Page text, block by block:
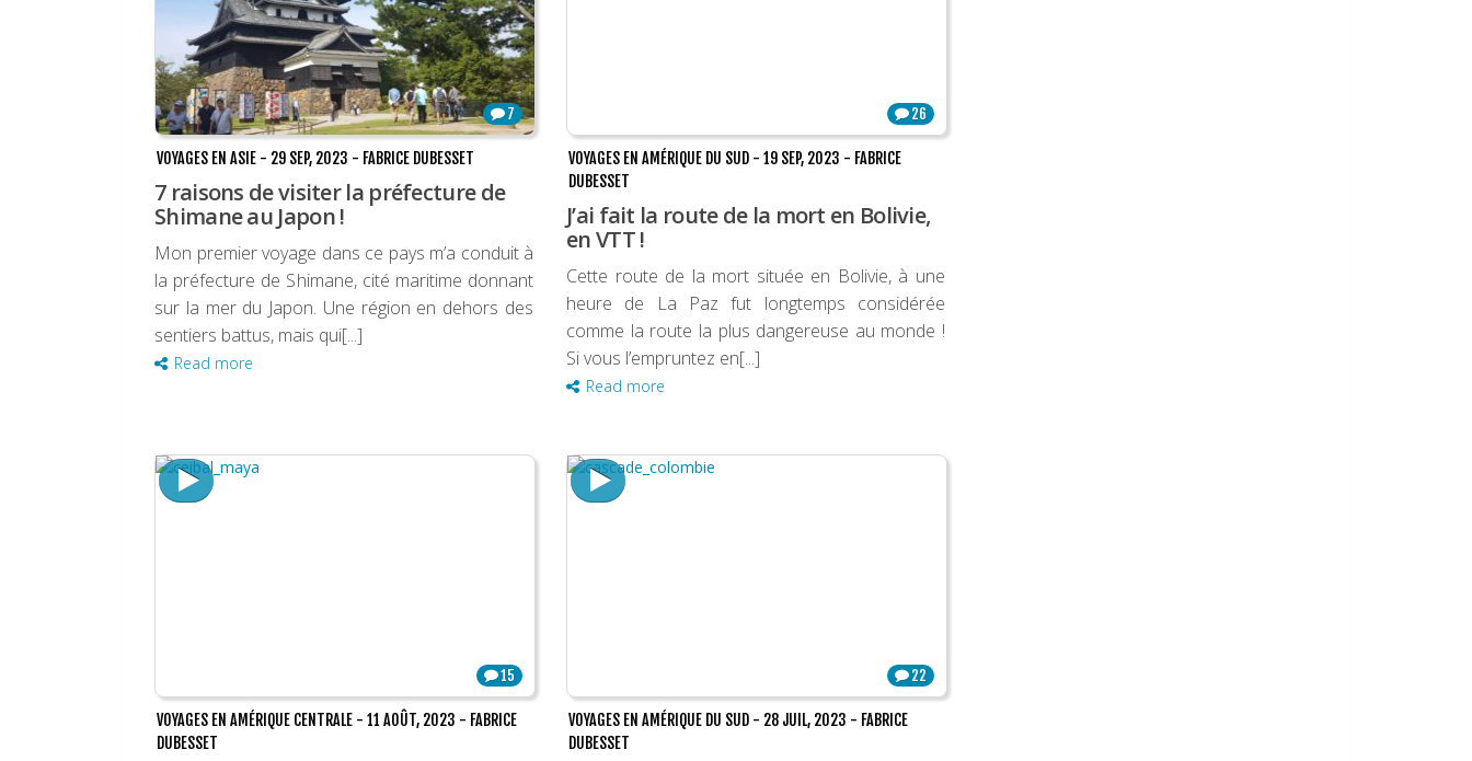
7
VOYAGES EN ASIE - 29 SEP, 2023 - FABRICE DUBESSET
7 raisons de visiter la préfecture de
Shimane au Japon !
Mon premier voyage dans ce pays m’a conduit à
la préfecture de Shimane, cité maritime donnant
sur la mer du Japon. Une région en dehors des
sentiers battus, mais qui[...]
Read more
26
VOYAGES EN AMÉRIQUE DU SUD - 19 SEP, 2023 - FABRICE
DUBESSET
J’ai fait la route de la mort en Bolivie,
en VTT !
Cette route de la mort située en Bolivie, à une
heure de La Paz fut longtemps considérée
comme la route la plus dangereuse au monde !
Si vous l’empruntez en[...]
Read more
15
VOYAGES EN AMÉRIQUE CENTRALE - 11 AOÛT, 2023 - FABRICE
DUBESSET
22
VOYAGES EN AMÉRIQUE DU SUD - 28 JUIL, 2023 - FABRICE
DUBESSET